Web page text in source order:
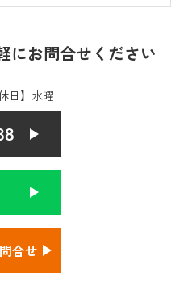
にお問合せください
日】水曜
合せ